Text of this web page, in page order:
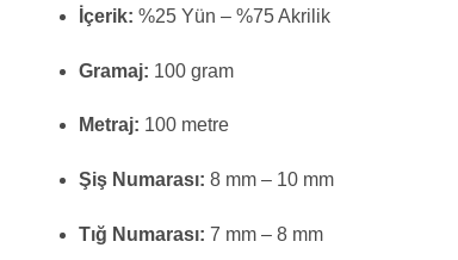
İçerik: %25 Yün – %75 Akrilik
Gramaj: 100 gram
Metraj: 100 metre
Şiş Numarası: 8 mm – 10 mm
Tığ Numarası: 7 mm – 8 mm